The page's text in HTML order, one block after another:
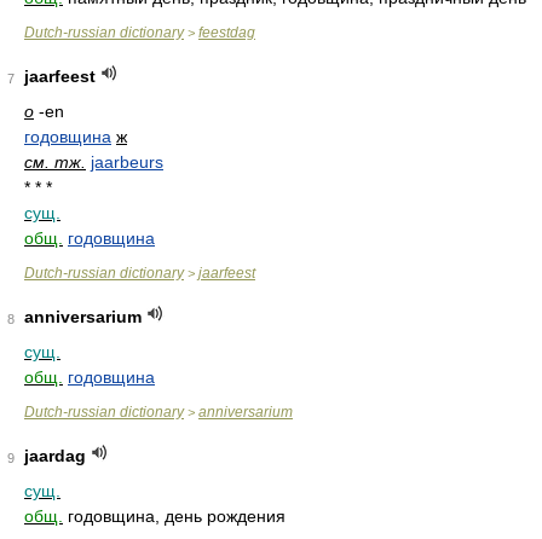
Dutch-russian dictionary> feestdag
7
jaarfeest
o -en
годовщина ж
см. тж. jaarbeurs
* * *
сущ.
общ.
годовщина
Dutch-russian dictionary> jaarfeest
8
anniversarium
сущ.
общ.
годовщина
Dutch-russian dictionary> anniversarium
9
jaardag
сущ.
общ.
годовщина, день рождения